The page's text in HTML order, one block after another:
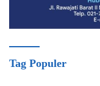
Tag Populer